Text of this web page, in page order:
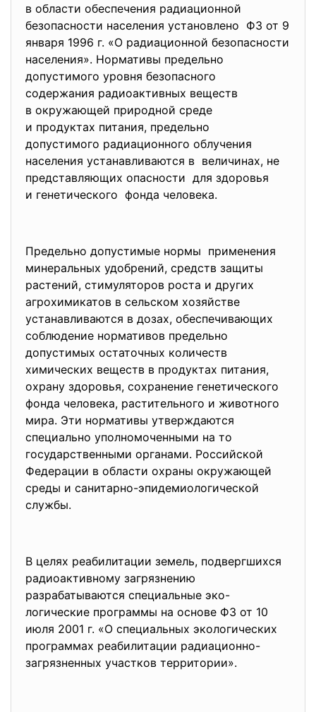
в области обеспечения радиационной
безопасности населения установлено ФЗ от 9
января 1996 г. «О радиационной безопасности
населения». Нормативы предельно
допустимого уровня безопасного
содержания радиоактивных веществ
в окружающей природной среде
и продуктах питания, предельно
допустимого радиационного облучения
населения устанавливаются в величинах, не
представляющих опасности для здоровья
и генетического фонда человека.
Предельно допустимые нормы применения
минеральных удобрений, средств защиты
растений, стимуляторов роста и других
агрохимикатов в сельском хозяйстве
устанавливаются в дозах, обеспечивающих
соблюдение нормативов предельно
допустимых остаточных количеств
химических веществ в продуктах питания,
охрану здоровья, сохранение генетического
фонда человека, растительного и животного
мира. Эти нормативы утверждаются
специально уполномоченными на то
государственными органами. Российской
Федерации в области охраны окружающей
среды и санитарно-эпидемиологической
службы.
В целях реабилитации земель, подвергшихся
радиоактивному загрязнению
разрабатываются специальные эко-
логические программы на основе ФЗ от 10
июля 2001 г. «О специальных экологических
программах реабилитации радиационно-
загрязненных участков территории».